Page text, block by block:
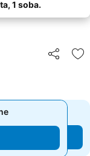
1 soba.
Deli